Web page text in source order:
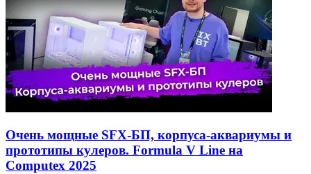
Очень мощные SFX-БП, корпуса-аквариумы и
прототипы кулеров. Formula V Line на
Computex 2025